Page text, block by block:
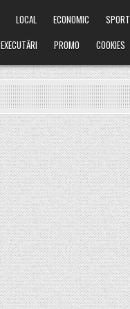
LOCAL ECONOMIC
SPORT
EXECUTĂRI PROMO COOKIES